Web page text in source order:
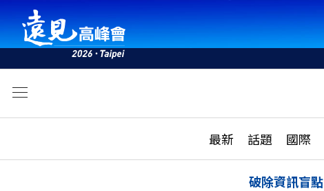
最新 話題 國際
活動
話題
破除資訊盲點